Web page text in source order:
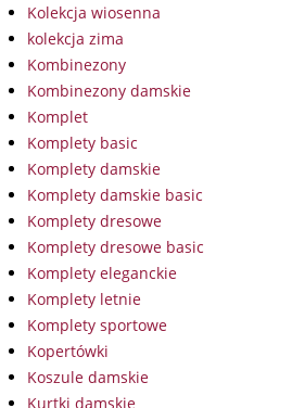
Kolekcja wiosenna
kolekcja zima
Kombinezony
Kombinezony damskie
Komplet
Komplety basic
Komplety damskie
Komplety damskie basic
Komplety dresowe
Komplety dresowe basic
Komplety eleganckie
Komplety letnie
Komplety sportowe
Kopertówki
Koszule damskie
Kurtki damskie